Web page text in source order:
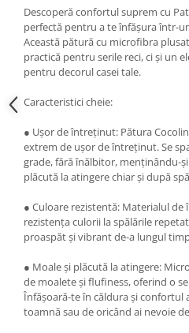
Descoperă confortul suprem cu
perfectă pentru a te înfășura într-
Această pătură cu microfibra
practică pentru serile reci, ci și un
pentru decorul casei tale.
Caracteristici cheie:
● Ușor de întreținut: Pătura
extrem de ușor de întreținut. Se
grade, fără înălbitor, menținându-
plăcută la atingere chiar și după
● Culoare rezistentă: Materialul de
rezistența culorii la spălările
proaspăt și vibrant de-a lungul
● Moale și plăcută la atingere:
de moalete și flufiness, oferind o
Înfășoară-te în căldura și confortul
toamnă sau de oricând ai nevoie